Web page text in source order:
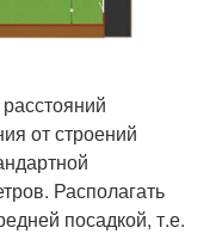
от строений
Располагать
посадкой, т.е.